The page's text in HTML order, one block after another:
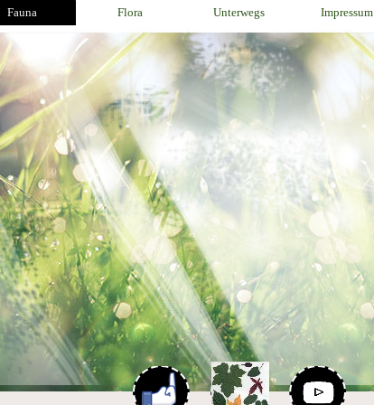
Fauna Flora Unterwegs Impressum